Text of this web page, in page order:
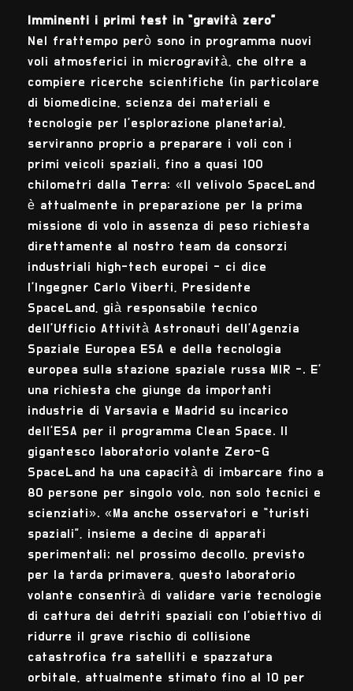
Imminenti i primi test in “gravità zero”
Nel frattempo però sono in programma nuovi
voli atmosferici in microgravità, che oltre a
compiere ricerche scientifiche (in particolare
di biomedicine, scienza dei materiali e
tecnologie per l’esplorazione planetaria),
serviranno proprio a preparare i voli con i
primi veicoli spaziali, fino a quasi 100
chilometri dalla Terra: «Il velivolo SpaceLand
è attualmente in preparazione per la prima
missione di volo in assenza di peso richiesta
direttamente al nostro team da consorzi
industriali high-tech europei - ci dice
l’Ingegner Carlo Viberti, Presidente
SpaceLand, già responsabile tecnico
dell’Ufficio Attività Astronauti dell’Agenzia
Spaziale Europea ESA e della tecnologia
europea sulla stazione spaziale russa MIR -. E’
una richiesta che giunge da importanti
industrie di Varsavia e Madrid su incarico
dell’ESA per il programma Clean Space. Il
gigantesco laboratorio volante Zero-G
SpaceLand ha una capacità di imbarcare fino a
80 persone per singolo volo, non solo tecnici e
scienziati». «Ma anche osservatori e “turisti
spaziali”, insieme a decine di apparati
sperimentali; nel prossimo decollo, previsto
per la tarda primavera, questo laboratorio
volante consentirà di validare varie tecnologie
di cattura dei detriti spaziali con l’obiettivo di
ridurre il grave rischio di collisione
catastrofica fra satelliti e spazzatura
orbitale, attualmente stimato fino al 10 per